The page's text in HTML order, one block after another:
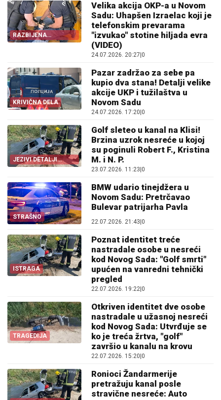
RAZBIJENA
KRIMINALNA GRUPA
Velika akcija OKP-a u Novom
Sadu: Uhapšen Izraelac koji je
telefonskim prevarama
"izvukao" stotine hiljada evra
(VIDEO)
24.07.2026. 20:27 0
KRIVIČNA DELA
Pazar zadržao za sebe pa
kupio dva stana! Detalji velike
akcije UKP i tužilaštva u
Novom Sadu
24.07.2026. 17:20 0
JEZIVI DETALJI
TRAGEDIJE
Golf sleteo u kanal na Klisi!
Brzina uzrok nesreće u kojoj
su poginuli Robert F., Kristina
M. i N. P.
23.07.2026. 11:23 0
STRAŠNO
BMW udario tinejdžera u
Novom Sadu: Pretrčavao
Bulevar patrijarha Pavla
22.07.2026. 21:43|0
ISTRAGA
Poznat identitet treće
nastradale osobe u nesreći
kod Novog Sada: "Golf smrti"
upućen na vanredni tehnički
pregled
22.07.2026. 19:22|0
TRAGEDIJA
Otkriven identitet dve osobe
nastradale u užasnoj nesreći
kod Novog Sada: Utvrđuje se
ko je treća žrtva, "golf"
završio u kanalu na krovu
22.07.2026. 15:20|0
Ronioci Žandarmerije
pretražuju kanal posle
stravične nesreće: Auto